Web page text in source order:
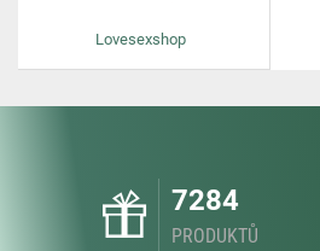
Lovesexshop
7284
PRODUKTŮ